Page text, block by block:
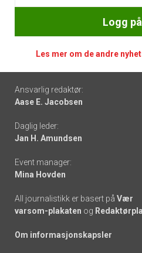
Logg på
Les mer om de andre
Footer
-
links
Ansvarlig redaktør:
Aase E. Jacobsen
Daglig leder:
Jan H. Amundsen
Event manager:
Mina Hovden
All journalistikk er basert på Vær
varsom-plakaten og
Om informasjonskapsler